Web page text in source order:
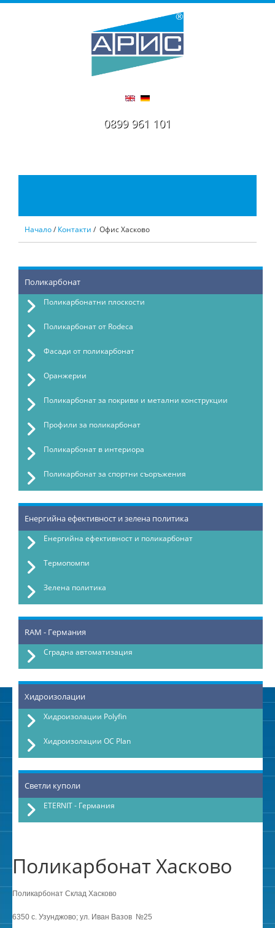
0899 961 101
Начало/ Контакти / Офис Хасково
Поликарбонат
Поликарбонатни плоскости
Поликарбонат от Rodeca
Фасади от поликарбонат
Оранжерии
Поликарбонат за покриви и метални конструкции
Профили за поликарбонат
Поликарбонат в интериора
Поликарбонат за спортни съоръжения
Енергийна ефективност и зелена политика
Енергийна ефективност и поликарбонат
Термопомпи
Зелена политика
RAM - Германия
Сградна автоматизация
Хидроизолации
Хидроизолации Polyfin
Хидроизолации OC Plan
Светли куполи
ETERNIT - Германия
Поликарбонат Хасково
Поликарбонат Склад Хасково
6350 с. Узунджово; ул. Иван Вазов №25